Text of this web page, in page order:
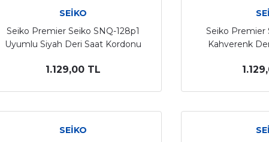
SEİKO
Seiko Premier Seiko SNQ-128p1
Uyumlu Siyah Deri Saat Kordonu
1.129,00 TL
Seiko Premier
Kahverenk
SEİKO